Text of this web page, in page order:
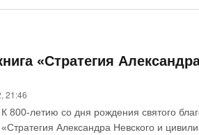
«Стратегия
21:46
К 800-летию со дня рождения святого
«Стратегия Александра Невского и